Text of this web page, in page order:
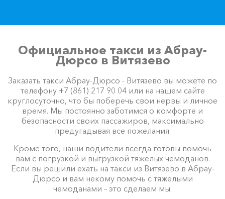
Официальное такси из Абрау-
Дюрсо в Витязево
Заказать такси Абрау-Дюрсо - Витязево вы можете по
телефону +7 (861) 217 90 04 или на нашем сайте
круглосуточно, что бы поберечь свои нервы и личное
время. Мы постоянно заботимся о комфорте и
безопасности своих пассажиров, максимально
предугадывая все пожелания.
Кроме того, наши водители всегда готовы помочь
вам с погрузкой и выгрузкой тяжелых чемоданов.
Если вы решили ехать на такси из Витязево в Абрау-
Дюрсо и вам некому помочь с тяжелыми
чемоданами – это сделаем мы.